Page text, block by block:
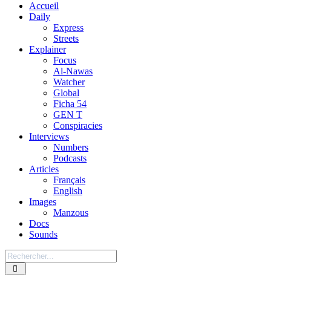
Accueil
Daily
Express
Streets
Explainer
Focus
Al-Nawas
Watcher
Global
Ficha 54
GEN T
Conspiracies
Interviews
Numbers
Podcasts
Articles
Français
English
Images
Manzous
Docs
Sounds